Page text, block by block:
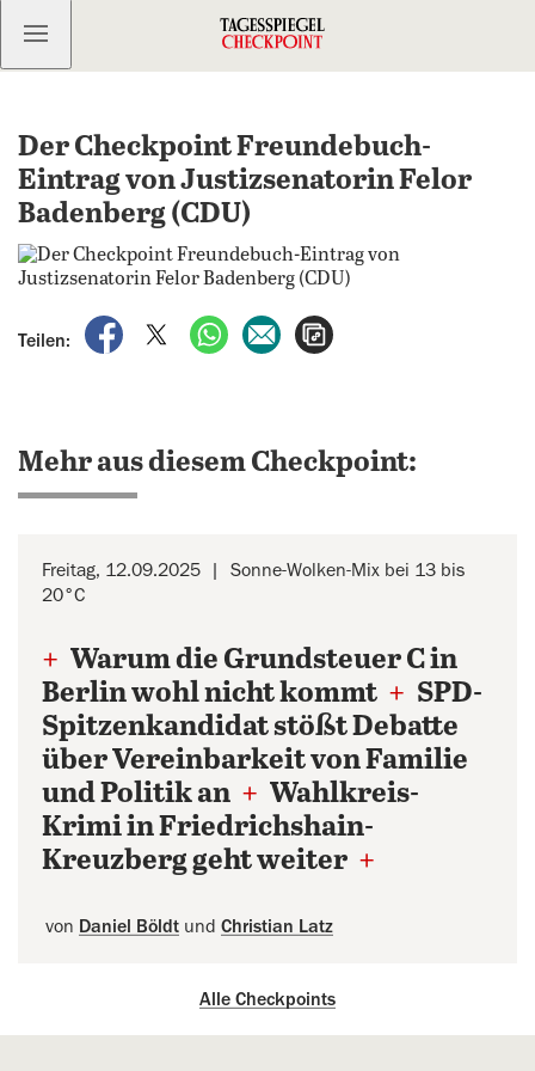
Kostenlos anmelden
Der Checkpoint Freundebuch-
Eintrag von Justizsenatorin Felor
Badenberg (CDU)
Teilen:
auf Facebook teilen
auf X teilenper WhatsApp teilen
per E-Mail teilen
Mehr aus diesem Checkpoint:
Freitag, 12.09.2025
Sonne-Wolken-Mix bei 13 bis
20°C
+ Warum die Grundsteuer C in
Berlin wohl nicht kommt + SPD-
Spitzenkandidat stößt Debatte
über Vereinbarkeit von Familie
und Politik an + Wahlkreis-
Krimi in Friedrichshain-
Kreuzberg geht weiter +
von Daniel Böldt und Christian Latz
Alle Checkpoints